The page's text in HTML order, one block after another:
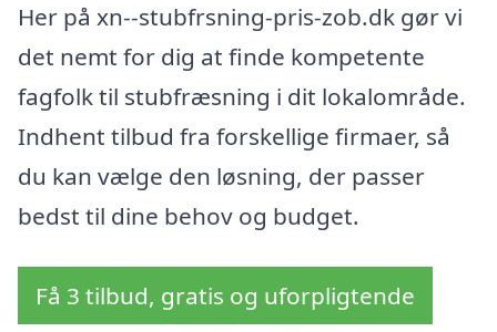
Her på xn--stubfrsning-pris-zob.dk gør vi
det nemt for dig at finde kompetente
fagfolk til stubfræsning i dit lokalområde.
Indhent tilbud fra forskellige firmaer, så
du kan vælge den løsning, der passer
bedst til dine behov og budget.
Få 3 tilbud, gratis og uforpligtende